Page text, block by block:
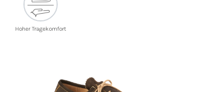
Hoher Tragekomfort